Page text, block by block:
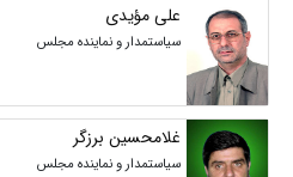
علی مؤیدی
سیاستمدار و نماینده مجلس
غلامحسین برزگر
سیاستمدار و نماینده مجلس